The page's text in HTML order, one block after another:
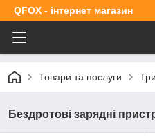
QFOX - інтернет магазин
Товари та послуги
Бездротові зарядні